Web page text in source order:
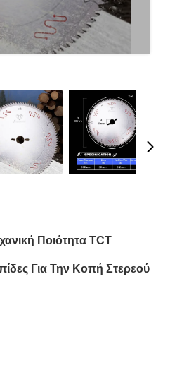
Ποιότητα TCT
Για Την Κοπή Στερεού